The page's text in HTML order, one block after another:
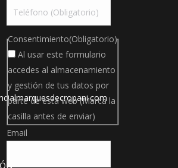
Consentimiento(Obligatorio)
Al usar este formulario
accedes al almacenamiento
y gestión de tus datos por
parte de esta web (Marca la
casilla antes de enviar)
Email